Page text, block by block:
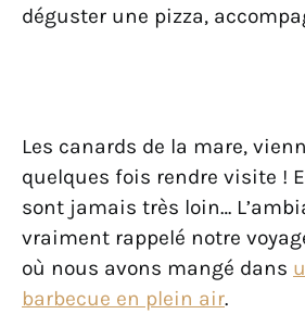
déguster une pizza,
Les canards de la mare,
quelques fois rendre visite !
sont jamais très loin…
vraiment rappelé notre
où nous avons mangé dans
barbecue en plein air.